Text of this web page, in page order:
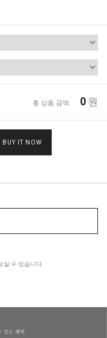
총 상품 금액 0 원
BUY IT NOW
실 수 있습니다.